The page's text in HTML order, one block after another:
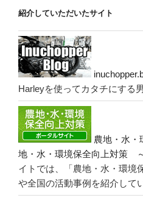
紹介していただいたサイト
Harleyを使ってカタチにする
農地・水
地・水・環境保全向上対策
イトでは、「農地・水・環境
や全国の活動事例を紹介して